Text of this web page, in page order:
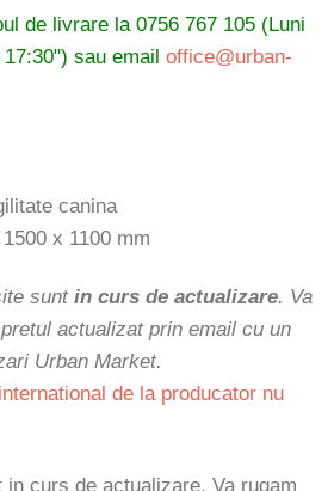
de livrare la 0756 767 105 (Luni
sau email office@urban-
canina
x 1100 mm
sunt in curs de actualizare. Va
actualizat prin email cu un
Urban Market.
de la producator nu
curs de actualizare. Va rugam